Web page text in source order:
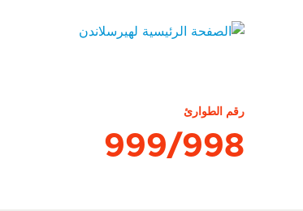
رقم الطوارئ
999/998